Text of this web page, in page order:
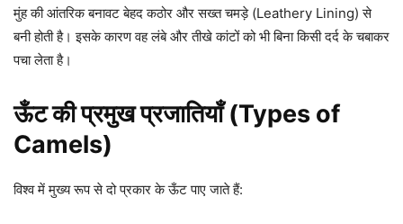
मुंह की आंतरिक बनावट बेहद कठोर और सख्त चमड़े (Leathery Lining) से
बनी होती है। इसके कारण वह लंबे और तीखे कांटों को भी बिना किसी दर्द के चबाकर
पचा लेता है।
ऊँट की प्रमुख प्रजातियाँ (Types of
Camels)
विश्व में मुख्य रूप से दो प्रकार के ऊँट पाए जाते हैं: